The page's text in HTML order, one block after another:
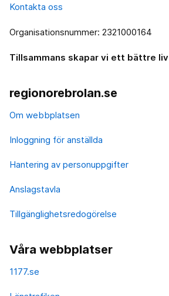
Kontakta oss
Organisationsnummer: 2321000164
Tillsammans skapar vi ett bättre liv
regionorebrolan.se
Om webbplatsen
Inloggning för anställda
Hantering av personuppgifter
Anslagstavla
Tillgänglighetsredogörelse
Våra webbplatser
1177.se